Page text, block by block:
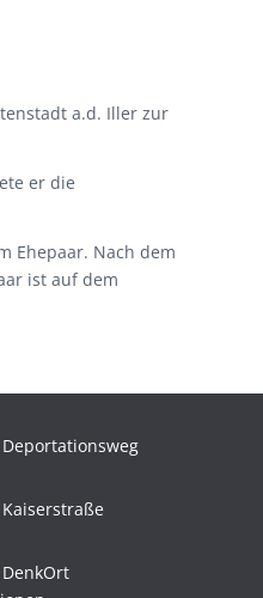
a.d. Iller zur
er die
Ehepaar. Nach dem
ist auf dem